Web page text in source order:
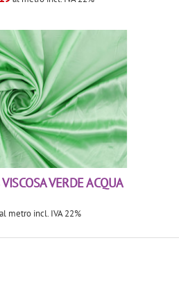
VERDE ACQUA
al metro incl. IVA 22%